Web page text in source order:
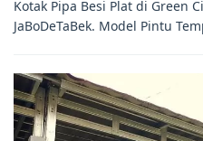
Kotak Pipa Besi Plat di Green
JaBoDeTaBek. Model Pintu